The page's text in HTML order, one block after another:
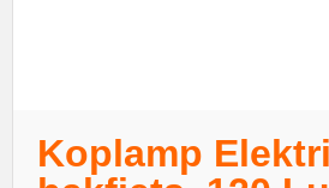
Koplamp